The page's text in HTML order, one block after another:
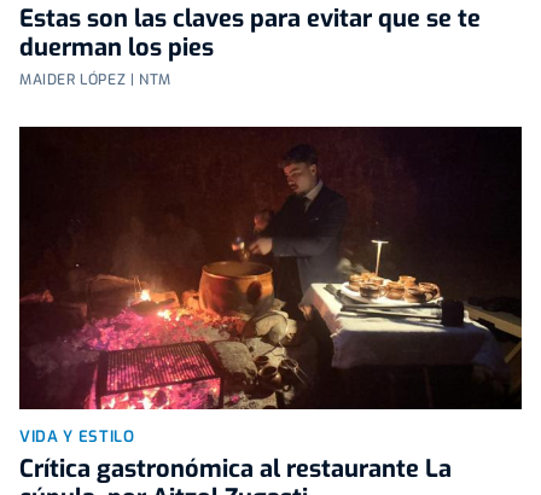
Estas son las claves para evitar que se te
duerman los pies
MAIDER LÓPEZ | NTM
VIDA Y ESTILO
Crítica gastronómica al restaurante La